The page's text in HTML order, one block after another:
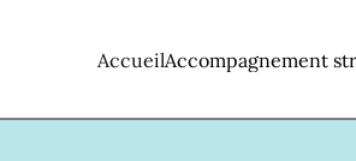
AccueilAccompagnement